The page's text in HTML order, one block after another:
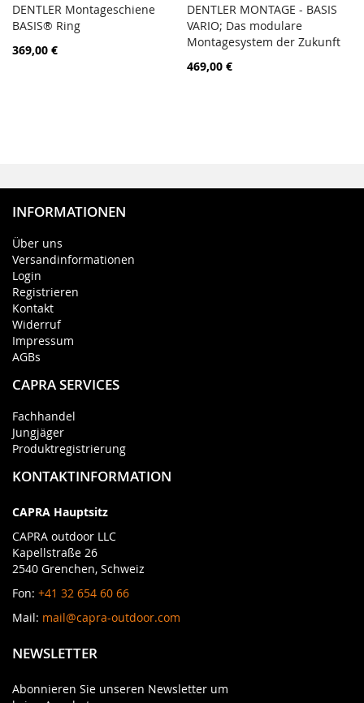
Dodaj do koszyka PORÓWNAJ
DENTLER Montageschiene
BASIS® Ring
369,00 €
Dodaj do koszyka
DENTLER MONTAGE - BASIS
VARIO; Das modulare
Montagesystem der Zukunft
469,00 €
INFORMATIONEN
Über uns
Versandinformationen
Login
Registrieren
Kontakt
Widerruf
Impressum
AGBs
CAPRA SERVICES
Fachhandel
Jungjäger
Produktregistrierung
KONTAKTINFORMATION
CAPRA Hauptsitz
CAPRA outdoor LLC
Kapellstraße 26
2540 Grenchen, Schweiz
Fon: +41 32 654 60 66
Mail: mail@capra-outdoor.com
NEWSLETTER
Abonnieren Sie unseren Newsletter um